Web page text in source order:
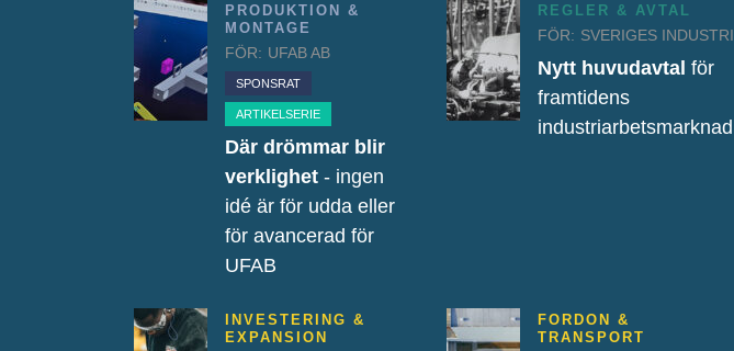
PRODUKTION &
MONTAGE
FÖR: UFAB AB
SPONSRAT
ARTIKELSERIE
Där drömmar blir
verklighet - ingen
idé är för udda eller
för avancerad för
UFAB
REGLER & AVTAL
FÖR: SVERIGES INDUSTRI
Nytt huvudavtal för
framtidens
industriarbetsmarknad
INVESTERING &
EXPANSION
FORDON &
TRANSPORT